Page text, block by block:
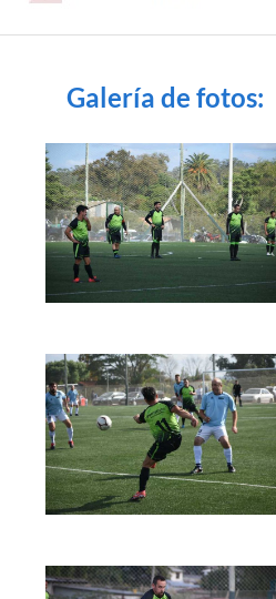
Galería de fotos: